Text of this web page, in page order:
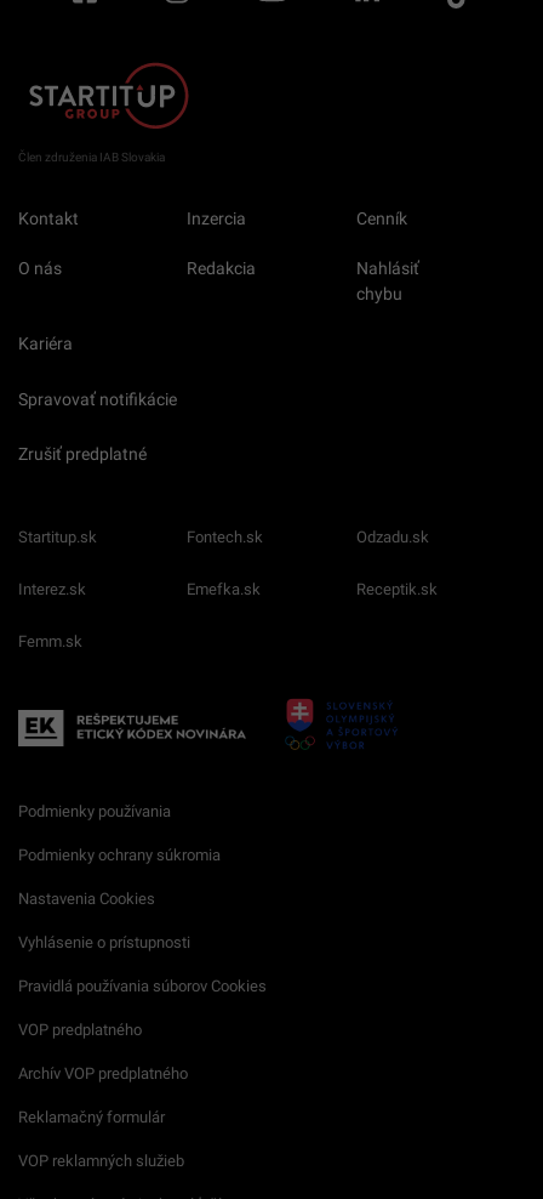
Člen združenia IAB Slovakia
Kontakt Inzercia Cenník
O nás Redakcia
Nahlásiť
chybu
Kariéra
Spravovať notifikácie
Zrušiť predplatné
Startitup.sk Fontech.sk Odzadu.sk
Interez.sk Emefka.sk Receptik.sk
Femm.sk
Podmienky používania
Podmienky ochrany súkromia
Nastavenia Cookies
Vyhlásenie o prístupnosti
Pravidlá používania súborov Cookies
VOP predplatného
Archív VOP predplatného
Reklamačný formulár
VOP reklamných služieb